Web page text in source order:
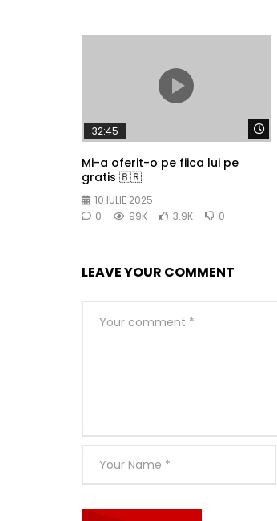
32:45
Mi-a oferit-o pe fiica lui pe
gratis 🇧🇷
10 IULIE 2025
0
99K 3.9K 0
LEAVE YOUR COMMENT